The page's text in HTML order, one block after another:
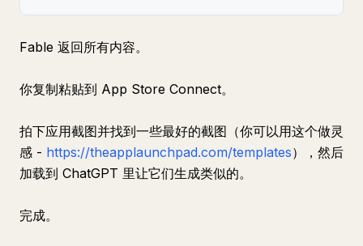
Fable 返回所有内容。
你复制粘贴到 App Store Connect。
拍下应用截图并找到一些最好的截图（你可以用这个做灵
感 - https://theapplaunchpad.com/templates），然后
加载到 ChatGPT 里让它们生成类似的。
完成。